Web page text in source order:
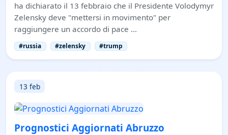
ha dichiarato il 13 febbraio che il Presidente Volodymyr
Zelensky deve "mettersi in movimento" per
raggiungere un accordo di pace …
#russia #zelensky #trump
13 feb
Prognostici Aggiornati Abruzzo